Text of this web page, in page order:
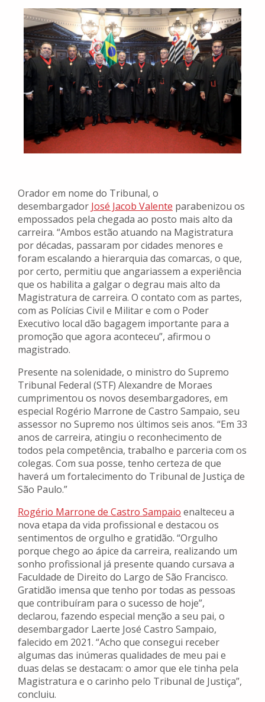
Orador em nome do Tribunal, o
desembargador José Jacob Valente parabenizou os
empossados pela chegada ao posto mais alto da
carreira. “Ambos estão atuando na Magistratura
por décadas, passaram por cidades menores e
foram escalando a hierarquia das comarcas, o que,
por certo, permitiu que angariassem a experiência
que os habilita a galgar o degrau mais alto da
Magistratura de carreira. O contato com as partes,
com as Polícias Civil e Militar e com o Poder
Executivo local dão bagagem importante para a
promoção que agora aconteceu”, afirmou o
magistrado.
Presente na solenidade, o ministro do Supremo
Tribunal Federal (STF) Alexandre de Moraes
cumprimentou os novos desembargadores, em
especial Rogério Marrone de Castro Sampaio, seu
assessor no Supremo nos últimos seis anos. “Em 33
anos de carreira, atingiu o reconhecimento de
todos pela competência, trabalho e parceria com os
colegas. Com sua posse, tenho certeza de que
haverá um fortalecimento do Tribunal de Justiça de
São Paulo.”
Rogério Marrone de Castro Sampaio enalteceu a
nova etapa da vida profissional e destacou os
sentimentos de orgulho e gratidão. “Orgulho
porque chego ao ápice da carreira, realizando um
sonho profissional já presente quando cursava a
Faculdade de Direito do Largo de São Francisco.
Gratidão imensa que tenho por todas as pessoas
que contribuíram para o sucesso de hoje”,
declarou, fazendo especial menção a seu pai, o
desembargador Laerte José Castro Sampaio,
falecido em 2021. “Acho que consegui receber
algumas das inúmeras qualidades de meu pai e
duas delas se destacam: o amor que ele tinha pela
Magistratura e o carinho pelo Tribunal de Justiça”,
concluiu.